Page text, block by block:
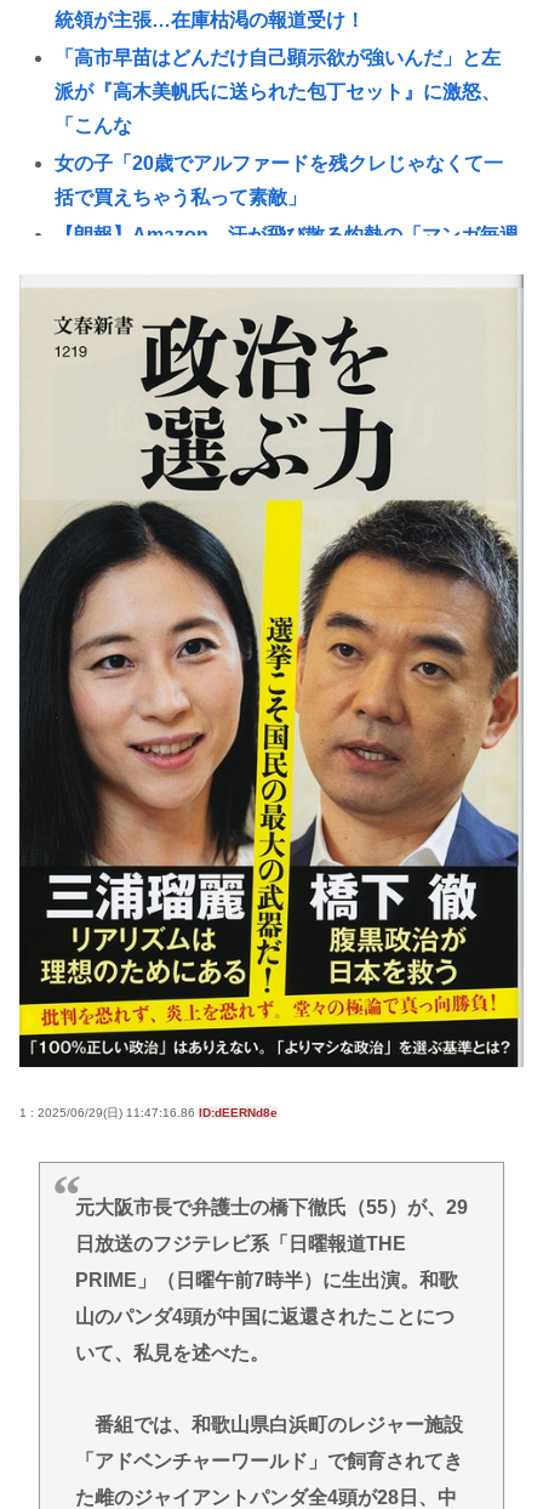
統領が主張…在庫枯渇の報道受け！
「高市早苗はどんだけ自己顕示欲が強いんだ」と左
派が『高木美帆氏に送られた包丁セット』に激怒、
「こんな
女の子「20歳でアルファードを残クレじゃなくて一
括で買えちゃう私って素敵」
【朗報】Amazon、汗が飛び散る灼熱の「マンガ毎週
的に詰められてガチ切れwww
おぎやはぎ嘆く パーカー、ハーフパンツに続きボデ
ィーバッグも”ダサい”論争に「なんでおじさんだけ
言われるの？」
江別大学生暴行死 “主犯格”の特定少年・川口侑斗被
告に「無期懲役」の判決 当時17歳少年に「懲役30
年」の判決
トランプ氏、「出産旅行」禁じる大統領令 米国籍取
得を目的とした中国人らの渡米を問題視
【悲報】積水ハウス「地面師に55億円騙し取られ
た…」ワイ「会社終わったやろなぁ」→結果www
【衝撃】元ジャンポケ斉藤慎二側「バス運転手がい
るのにディープキスなんてできない」「Aさんの供述
には矛盾点」
【岐路】東大さえ赤字、足かせ多く稼げぬ国立大学
法人 研究開発費20年横ばい
左ハンドル車のデメリット、意外と少ない
投資とかNISAとか素人なんだけど三井住友のコンサ
ルタントに相談した方がいいのか？
Powered by livedoor 相互RSS
1 : 2025/06/29(日) 11:47:16.86 ID:dEERNd8e
元大阪市長で弁護士の橋下徹氏（55）が、29
日放送のフジテレビ系「日曜報道THE
PRIME」（日曜午前7時半）に生出演。和歌
山のパンダ4頭が中国に返還されたことにつ
いて、私見を述べた。
番組では、和歌山県白浜町のレジャー施設
「アドベンチャーワールド」で飼育されてき
た雌のジャイアントパンダ全4頭が28日、中